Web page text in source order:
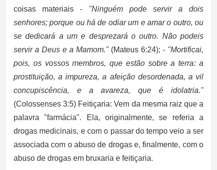
coisas materiais - "Ninguém pode servir a dois
senhores; porque ou há de odiar um e amar o outro, ou
se dedicará a um e desprezará o outro. Não podeis
servir a Deus e a Mamom."(Mateus 6:24); - "Mortificai,
pois, os vossos membros, que estão sobre a terra: a
prostituição, a impureza, a afeição desordenada, a vil
concupiscência, e a avareza, que é idolatria."
(Colossenses 3:5) Feitiçaria: Vem da mesma raiz que a
palavra "farmácia". Ela, originalmente, se referia a
drogas medicinais, e com o passar do tempo veio a ser
associada com o abuso de drogas e, finalmente, com o
abuso de drogas em bruxaria e feitiçaria.